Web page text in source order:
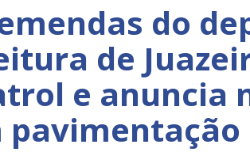
do
de
e anuncia
pavimentação